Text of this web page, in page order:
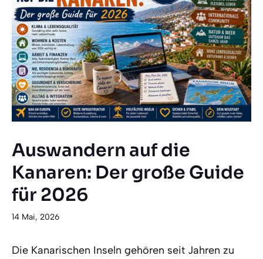
Auswandern auf die
Kanaren: Der große Guide
für 2026
14 Mai, 2026
Die Kanarischen Inseln gehören seit Jahren zu